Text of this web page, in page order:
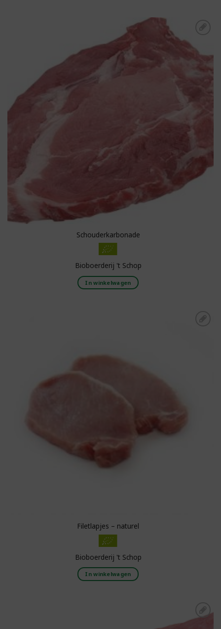
Toevoegen aan
boodschappenlijst
Schouderkarbonade
Bioboerderij 't Schop
In winkelwagen
Filetlapjes – naturel
Bioboerderij 't Schop
In winkelwagen
Toevoegen aan